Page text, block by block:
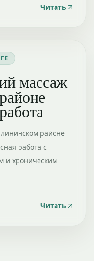
Читать
массаж
районе
работа с
и хроническим
Читать